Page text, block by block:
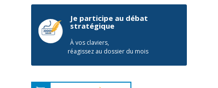
Je participe au débat
stratégique
À vos claviers,
réagissez au dossier du mois